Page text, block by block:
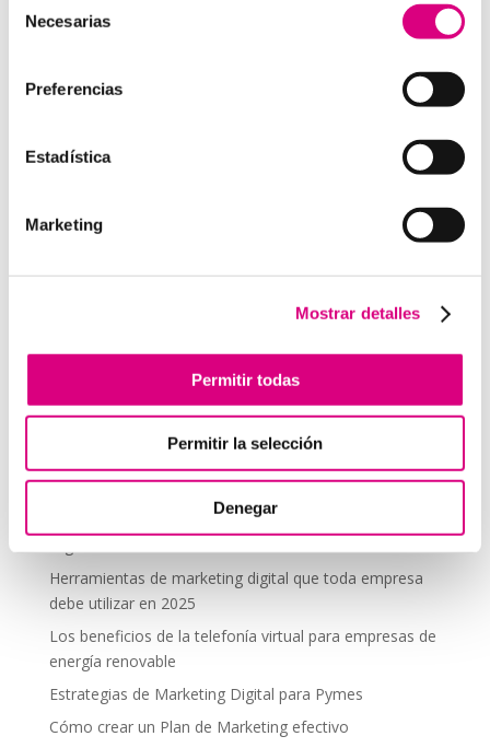
Necesarias
Preferencias
Estadística
Marketing
Mostrar detalles
Permitir todas
Permitir la selección
Denegar
Enviar comentario
comentario.
Tendencias actuales en marketing y publicidad que
llamadas
Aplicaciones de Inteligencia Artificial para el Marketing
Herramientas de marketing digital que toda empresa
debe utilizar en 2025
Los beneficios de la telefonía virtual para empresas de
energía renovable
Estrategias de Marketing Digital para Pymes
Cómo crear un Plan de Marketing efectivo